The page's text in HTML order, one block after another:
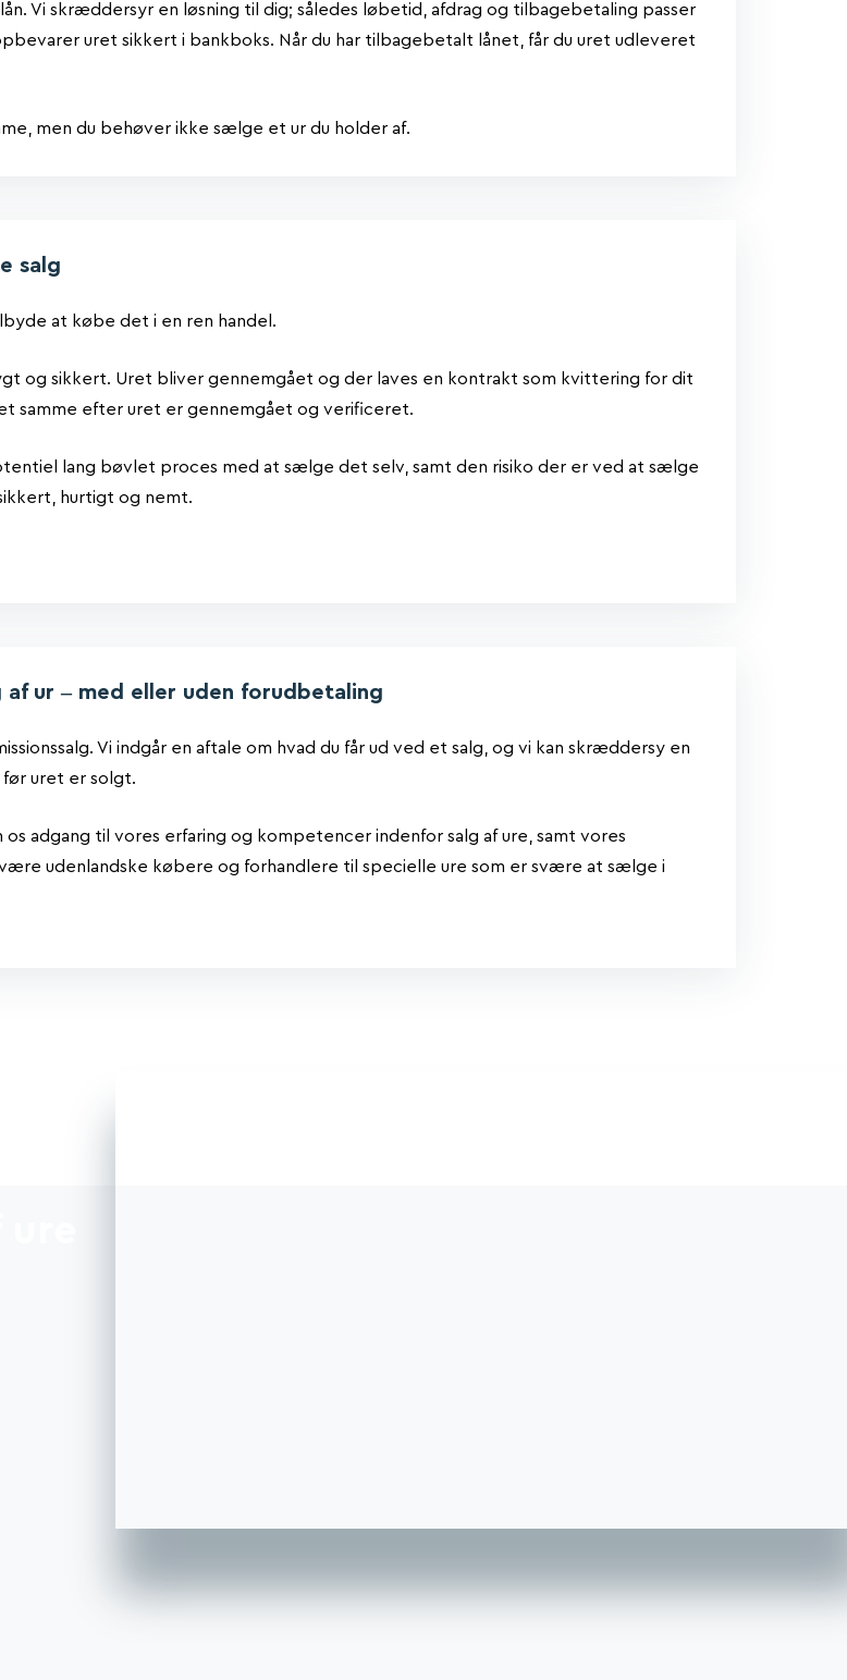
Vi skræddersyr en løsning til dig; således løbetid, afdrag og tilbagebetaling passer
uret sikkert i bankboks. Når du har tilbagebetalt lånet, får du uret udleveret
men du behøver ikke sælge et ur du holder af.
salg
at købe det i en ren handel.
og sikkert. Uret bliver gennemgået og der laves en kontrakt som kvittering for dit
samme efter uret er gennemgået og verificeret.
lang bøvlet proces med at sælge det selv, samt den risiko der er ved at sælge
hurtigt og nemt.
af ur – med eller uden forudbetaling
Vi indgår en aftale om hvad du får ud ved et salg, og vi kan skræddersy en
før uret er solgt.
os adgang til vores erfaring og kompetencer indenfor salg af ure, samt vores
udenlandske købere og forhandlere til specielle ure som er svære at sælge i